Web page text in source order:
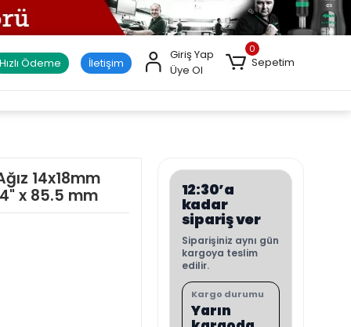
Hızlı Ödeme İletişim
Giriş Yap
Üye Ol
0
Sepetim
14x18mm
x 85.5 mm
12:30’a
kadar
sipariş ver
Siparişiniz aynı gün
kargoya teslim
edilir.
Kargo durumu
Yarın